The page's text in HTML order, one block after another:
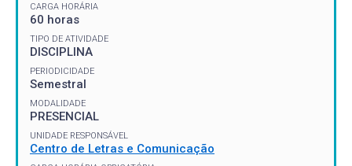
CARGA HORÁRIA
60 horas
TIPO DE ATIVIDADE
DISCIPLINA
PERIODICIDADE
Semestral
MODALIDADE
PRESENCIAL
UNIDADE RESPONSÁVEL
Centro de Letras e Comunicação